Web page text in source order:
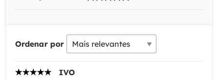
Ordenar por
IVO